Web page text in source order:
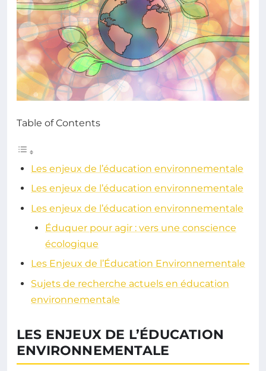
Table of Contents
Les enjeux de l’éducation environnementale
Les enjeux de l’éducation environnementale
Les enjeux de l’éducation environnementale
Éduquer pour agir : vers une conscience
écologique
Les Enjeux de l’Éducation Environnementale
Sujets de recherche actuels en éducation
environnementale
LES ENJEUX DE L’ÉDUCATION
ENVIRONNEMENTALE